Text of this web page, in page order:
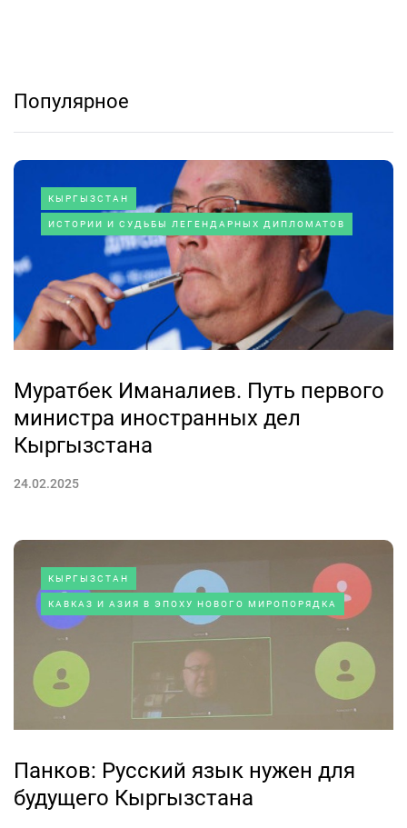
Популярное
КЫРГЫЗСТАН
ИСТОРИИ И СУДЬБЫ ЛЕГЕНДАРНЫХ ДИПЛОМАТОВ
Муратбек Иманалиев. Путь первого
министра иностранных дел
Кыргызстана
24.02.2025
КЫРГЫЗСТАН
КАВКАЗ И АЗИЯ В ЭПОХУ НОВОГО МИРОПОРЯДКА
Панков: Русский язык нужен для
будущего Кыргызстана